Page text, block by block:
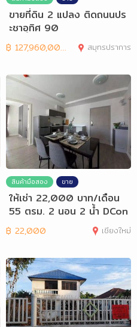
ขายที่ดิน 2 แปลง ติดถนนปร
ะชาอุทิศ 90
฿ 127,960,000 สมุทรปราการ
สินค้ามือสอง ขาย
ให้เช่า 22,000 บาท/เดือน
55 ตรม. 2 นอน 2 น้ำ DCon
do Rin
฿ 22,000 เชียงใหม่